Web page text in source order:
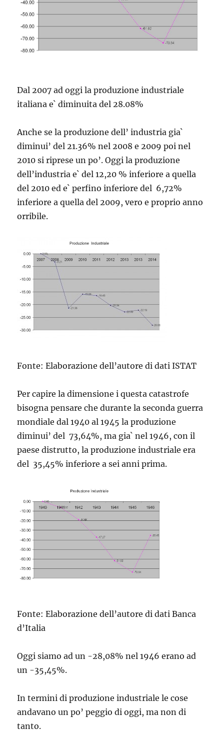
Dal 2007 ad oggi la produzione industriale
italiana e` diminuita del 28.08%
Anche se la produzione dell’ industria gia`
diminui’ del 21.36% nel 2008 e 2009 poi nel
2010 si riprese un po’. Oggi la produzione
dell’industria e` del 12,20 % inferiore a quella
del 2010 ed e` perfino inferiore del 6,72%
inferiore a quella del 2009, vero e proprio anno
orribile.
Fonte: Elaborazione dell’autore di dati ISTAT
Per capire la dimensione i questa catastrofe
bisogna pensare che durante la seconda guerra
mondiale dal 1940 al 1945 la produzione
diminui’ del 73,64%, ma gia` nel 1946, con il
paese distrutto, la produzione industriale era
del 35,45% inferiore a sei anni prima.
Fonte: Elaborazione dell’autore di dati Banca
d’Italia
Oggi siamo ad un -28,08% nel 1946 erano ad
un -35,45%.
In termini di produzione industriale le cose
andavano un po’ peggio di oggi, ma non di
tanto.